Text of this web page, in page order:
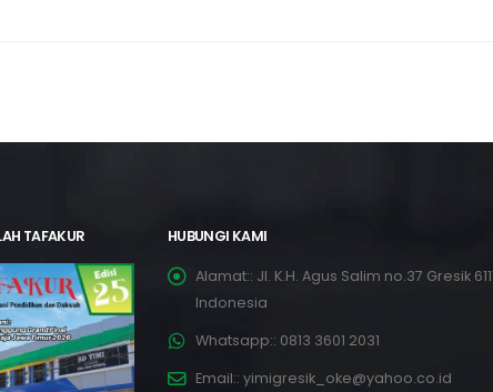
TAFAKUR HUBUNGI KAMI
Alamat:: Jl. K.H. Agus Salim no.37 Gresik
Indonesia
Whatsapp:: 0813 3601 2031
Email:: yimigresik_oke@yahoo.co.id